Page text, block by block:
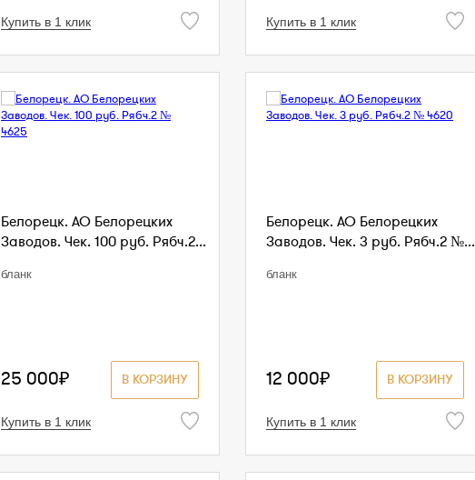
Купить в 1 клик Купить в 1 клик
Белорецк. АО Белорецких
Заводов. Чек. 100 руб. Рябч.2...
бланк
В КОРЗИНУ
25 000₽
Купить в 1 клик
Белорецк. АО Белорецких
Заводов. Чек. 3 руб. Рябч.2 №...
бланк
В КОРЗИНУ
12 000₽
Купить в 1 клик